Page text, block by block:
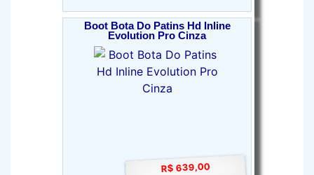
Boot Bota Do Patins Hd Inline
Evolution Pro Cinza
R$ 639,00